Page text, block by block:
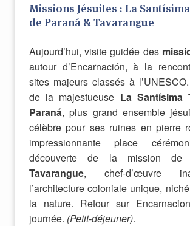
Missions Jésuites : La
de Paraná & Tavarangue
Aujourd’hui, visite guidée des
autour d’Encarnación, à la
sites majeurs classés à
de la majestueuse La Santísima
Paraná, plus grand ensemble
célèbre pour ses ruines en pierre
impressionnante place
découverte de la mission de
Tavarangue, chef-d’œuvre
l’architecture coloniale unique,
la nature. Retour sur
journée. (Petit-déjeuner).